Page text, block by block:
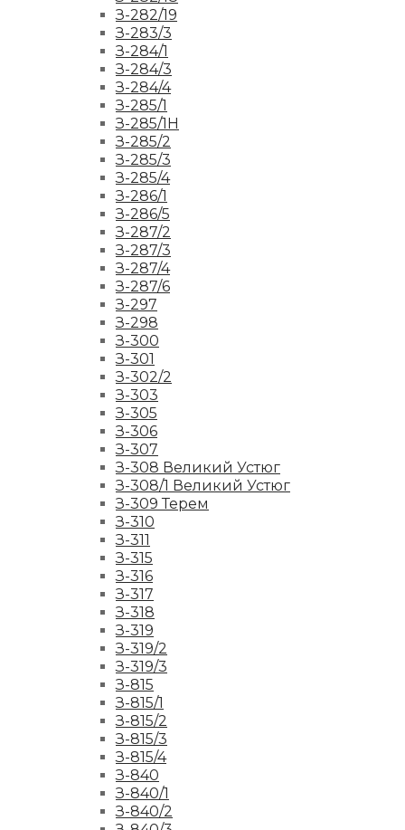
З-282/19
З-283/3
З-284/1
З-284/3
З-284/4
З-285/1
З-285/1Н
З-285/2
З-285/3
З-285/4
З-286/1
З-286/5
З-287/2
З-287/3
З-287/4
З-287/6
З-297
З-298
З-300
З-301
З-302/2
З-303
З-305
З-306
З-307
З-308 Великий Устюг
З-308/1 Великий Устюг
З-309 Терем
З-310
З-311
З-315
З-316
З-317
З-318
З-319
З-319/2
З-319/3
З-815
З-815/1
З-815/2
З-815/3
З-815/4
З-840
З-840/1
З-840/2